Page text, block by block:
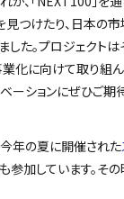
つけたり、日本の
した。プロジェクト
化に向けて取り組ん
ーションにぜひご期
今年の夏に開催された
参加しています。そ